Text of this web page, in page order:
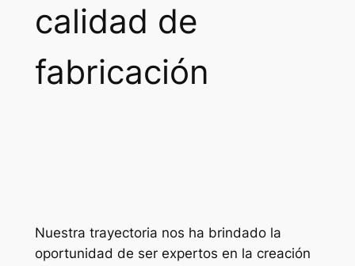
calidad de
fabricación
Nuestra trayectoria nos ha brindado la
oportunidad de ser expertos en la creación